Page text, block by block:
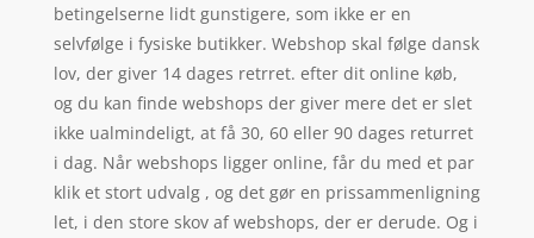
betingelserne lidt gunstigere, som ikke er en
selvfølge i fysiske butikker. Webshop skal følge dansk
lov, der giver 14 dages retrret. efter dit online køb,
og du kan finde webshops der giver mere det er slet
ikke ualmindeligt, at få 30, 60 eller 90 dages returret
i dag. Når webshops ligger online, får du med et par
klik et stort udvalg , og det gør en prissammenligning
let, i den store skov af webshops, der er derude. Og i